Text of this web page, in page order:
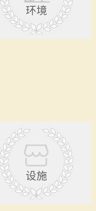
环境
设施